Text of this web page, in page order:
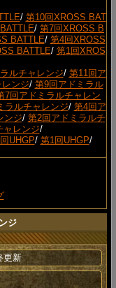
/ 第10回XROSS BAT
/ 第7回XROSS B
BATTLE/ 第4回XROSS
BATTLE/ 第1回XROS
ルチャレンジ/ 第11回ア
ンジ/ 第9回アドミラル
7回アドミラルチャレン
ラルチャレンジ/ 第4回ア
ンジ/ 第2回アドミラルチ
ャレンジ/
UHGP/ 第1回UHGP/
ジ
更新